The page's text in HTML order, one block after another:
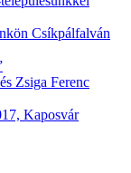
Csíkpálfalván
Zsiga Ferenc
Kaposvár